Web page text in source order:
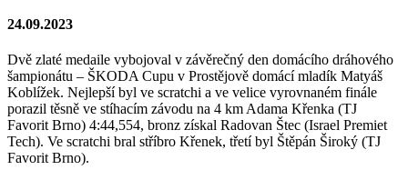
24.09.2023
Dvě zlaté medaile vybojoval v závěrečný den domácího dráhového
šampionátu – ŠKODA Cupu v Prostějově domácí mladík Matyáš
Koblížek. Nejlepší byl ve scratchi a ve velice vyrovnaném finále
porazil těsně ve stíhacím závodu na 4 km Adama Křenka (TJ
Favorit Brno) 4:44,554, bronz získal Radovan Štec (Israel Premiet
Tech). Ve scratchi bral stříbro Křenek, třetí byl Štěpán Široký (TJ
Favorit Brno).